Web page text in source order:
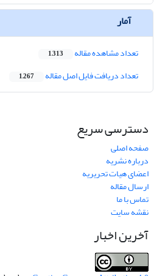
آمار
تعداد مشاهده مقاله 1,313
تعداد دریافت فایل اصل مقاله 1,267
دسترسی سریع
صفحه اصلی
درباره نشریه
اعضای هیات تحریریه
ارسال مقاله
تماس با ما
نقشه سایت
آخرین اخبار